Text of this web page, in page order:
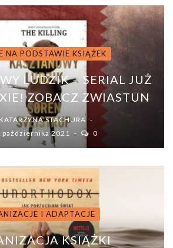
NA PODSTAWIE KSIĄŻEK
LUDZIK – SERIAL JUŻ
ZOBACZ ZWIASTUN
KATARZYNA STACHURA
października 2021
0
I ADAPTACJE
KSIĄŻKI